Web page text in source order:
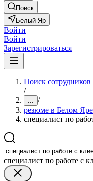
Поиск
Белый Яр
Войти
Войти
Зарегистрироваться
Поиск
/
... /
резюме в Белом Яре
специалист по
специалист по работе с